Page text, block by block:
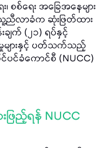
စ်ရေး အခြေအနေများ
ညီလာခံက ဆုံးဖြတ်ထား
ျက် (၂၁) ရပ်နှင့်
ားနှင့် ပတ်သက်သည့်
င်ခံကောင်စီ (NUCC)
ြည့်ရန် NUCC